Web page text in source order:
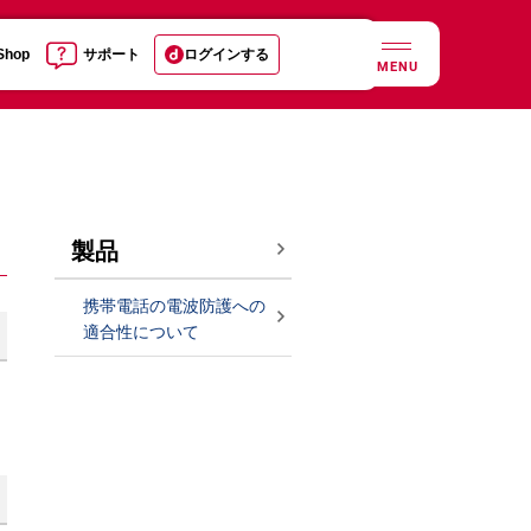
サポート ログインする
MENU
製品
携帯電話の電波防護への
適合性について